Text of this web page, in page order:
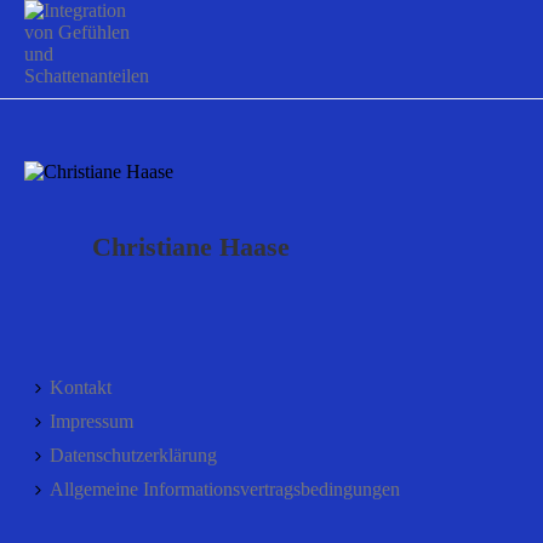
Christiane Haase
Kontakt
Impressum
Datenschutzerklärung
Allgemeine Informationsvertragsbedingungen